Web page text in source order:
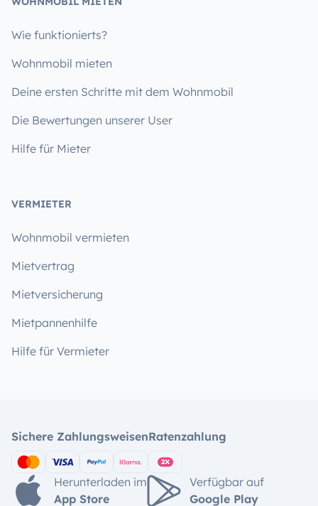
Wie funktionierts?
Wohnmobil mieten
Deine ersten Schritte mit dem Wohnmobil
Die Bewertungen unserer User
Hilfe für Mieter
VERMIETER
Wohnmobil vermieten
Mietvertrag
Mietversicherung
Mietpannenhilfe
Hilfe für Vermieter
Sichere ZahlungsweisenRatenzahlung
Herunterladen im
App Store
Verfügbar auf
Google Play